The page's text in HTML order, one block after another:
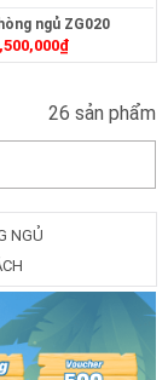
ngủ ZG020
₫
26 sản phẩm
NGỦ